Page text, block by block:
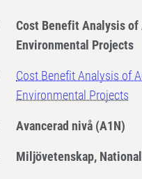
Cost Benefit Analysis
Environmental Projects
Cost Benefit Analysis of
Environmental Projects
Avancerad nivå (A1N)
Miljövetenskap,